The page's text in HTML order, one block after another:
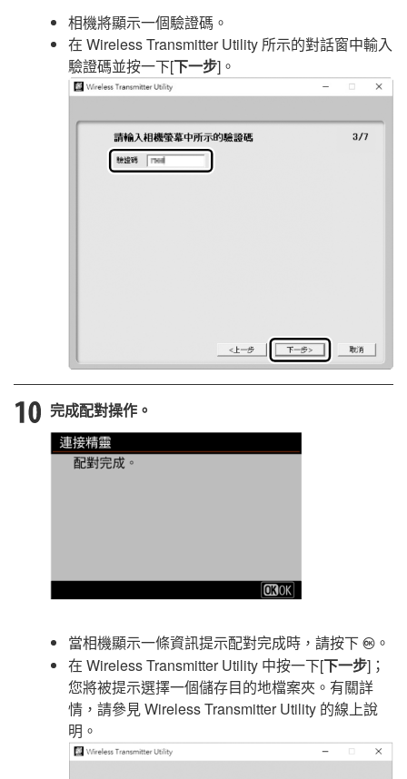
相機將顯示一個驗證碼。
在 Wireless Transmitter Utility 所示的對話窗中輸入
驗證碼並按一下[下一步]。
完成配對操作。
當相機顯示一條資訊提示配對完成時，請按下 J 。
在 Wireless Transmitter Utility 中按一下[下一步]；
您將被提示選擇一個儲存目的地檔案夾。有關詳
情，請參見Wireless Transmitter Utility 的線上說
明。